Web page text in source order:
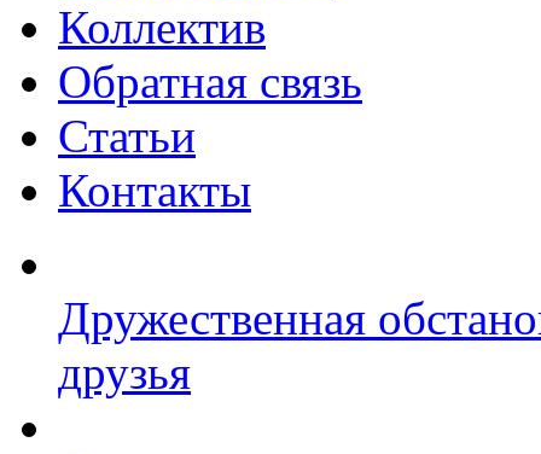
Коллектив
Обратная связь
Статьи
Контакты
Дружественная
друзья